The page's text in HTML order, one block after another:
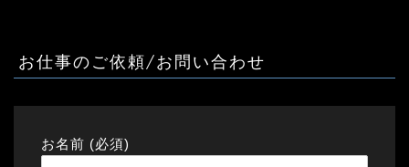
お仕事のご依頼/お問い合わせ
お名前 (必須)